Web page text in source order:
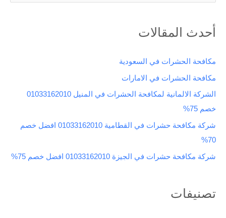
ب
ح
ن
:
أحدث المقالات
مكافحة الحشرات في السعودية
مكافحة الحشرات في الامارات
الشركة الالمانية لمكافحة الحشرات في المنيل 01033162010
خصم 75%
شركة مكافحة حشرات في القطامية 01033162010 افضل خصم
70%
شركة مكافحة حشرات في الجيزة 01033162010 افضل خصم 75%
تصنيفات